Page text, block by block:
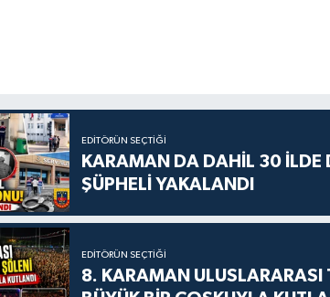
EDITÖRÜN SEÇTIĞI
KARAMAN DA DAHİL 30 İLDE
ŞÜPHELİ YAKALANDI
EDITÖRÜN SEÇTIĞI
8. KARAMAN ULUSLARARASI